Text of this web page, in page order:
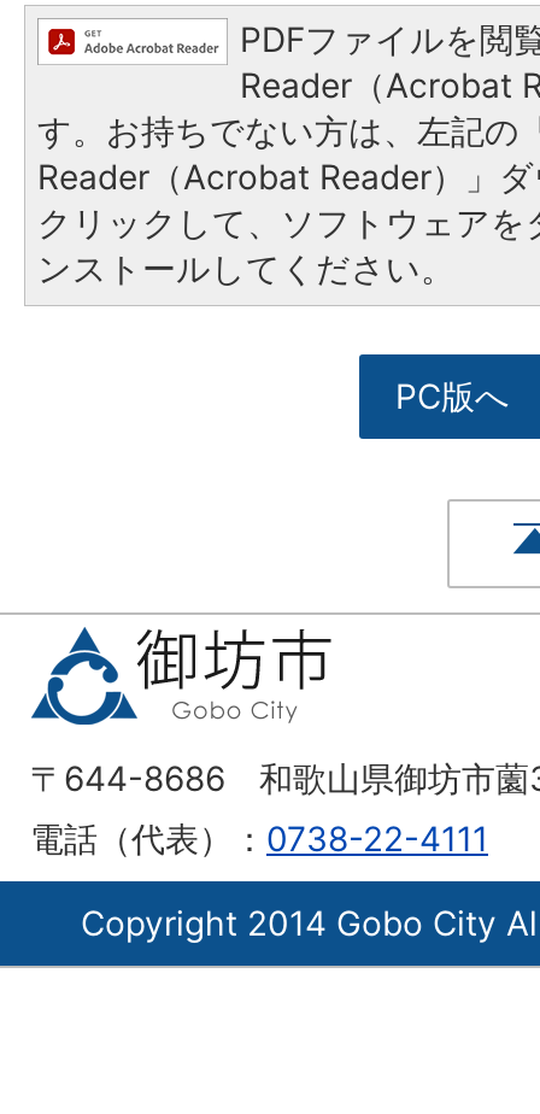
PDFファイルを閲
Reader（Acrobat
す。お持ちでない方は、左記の
Reader（Acrobat Reader）」
クリックして、ソフトウェア
ンストールしてください。
PC版へ
〒644-8686 和歌山県御坊市薗
電話（代表）： 0738-22-4111
Copyright 2014 Gobo City